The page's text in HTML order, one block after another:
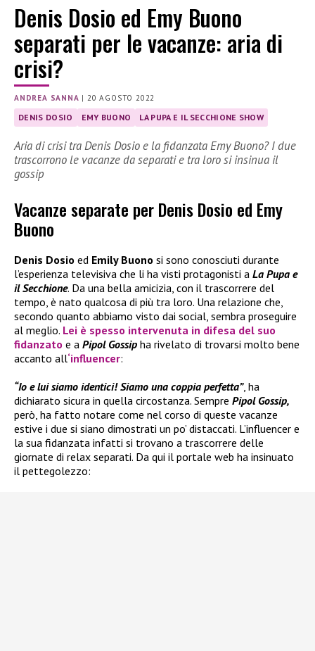
Denis Dosio ed Emy Buono
separati per le vacanze: aria di
crisi?
ANDREA SANNA |20 AGOSTO 2022
DENIS DOSIO EMY BUONO LA PUPA E IL SECCHIONE SHOW
Aria di crisi tra Denis Dosio e la fidanzata Emy Buono? I due
trascorrono le vacanze da separati e tra loro si insinua il
gossip
Vacanze separate per Denis Dosio ed Emy
Buono
Denis Dosio ed Emily Buono si sono conosciuti durante
l’esperienza televisiva che li ha visti protagonisti a La Pupa e
il Secchione. Da una bella amicizia, con il trascorrere del
tempo, è nato qualcosa di più tra loro. Una relazione che,
secondo quanto abbiamo visto dai social, sembra proseguire
al meglio. Lei è spesso intervenuta in difesa del suo
fidanzato e a Pipol Gossip ha rivelato di trovarsi molto bene
accanto all‘influencer:
“Io e lui siamo identici! Siamo una coppia perfetta”, ha
dichiarato sicura in quella circostanza. Sempre Pipol Gossip,
però, ha fatto notare come nel corso di queste vacanze
estive i due si siano dimostrati un po’ distaccati. L’influencer e
la sua fidanzata infatti si trovano a trascorrere delle
giornate di relax separati. Da qui il portale web ha insinuato
il pettegolezzo: